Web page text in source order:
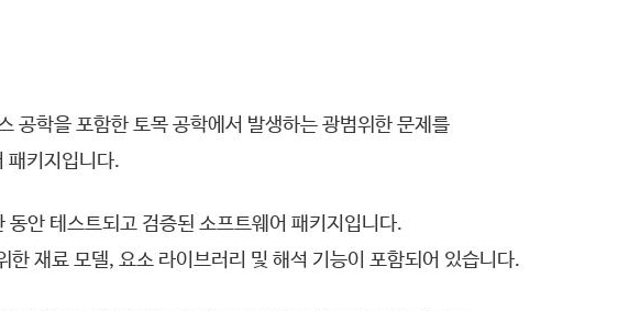
학을 포함한 토목 공학에서 발생하는 광범위한 문제를
패키지입니다.
안 테스트되고 검증된 소프트웨어 패키지입니다.
재료 모델, 요소 라이브러리 및 해석 기능이 포함되어 있습니다.